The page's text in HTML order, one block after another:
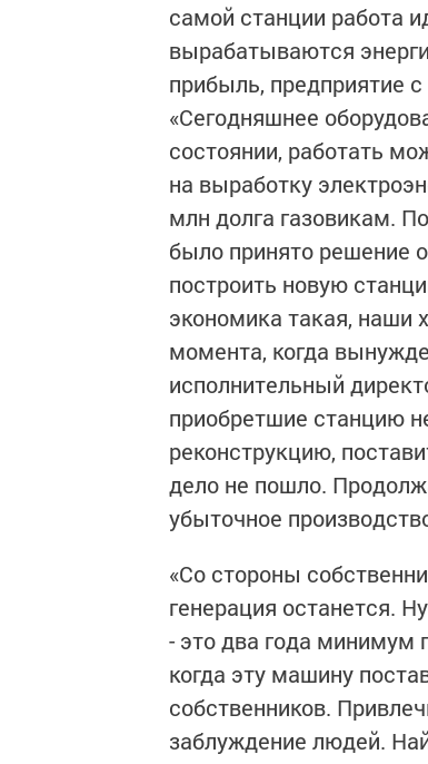
самой станции работа
вырабатываются
прибыль, предприятие
«Сегодняшнее
состоянии, работать
на выработку
млн долга газовикам.
было принято решение
построить новую
экономика такая, наши
момента, когда
исполнительный
приобретшие станцию
реконструкцию,
дело не пошло.
убыточное
«Со стороны
генерация останется.
- это два года минимум
когда эту машину
собственников.
заблуждение людей.